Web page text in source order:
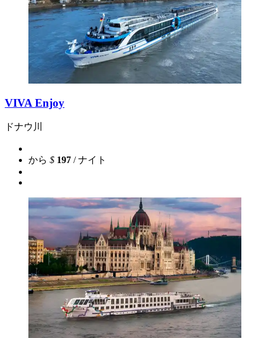
VIVA Enjoy
ドナウ川
から $ 197 / ナイト